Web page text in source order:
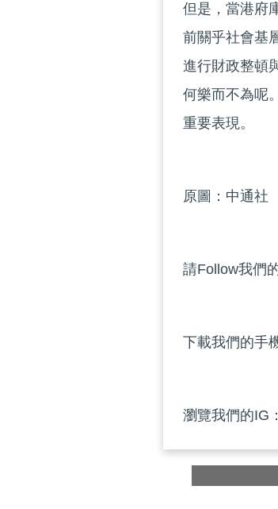
但是，當港府
前關乎社會基
進行財政整頓
何樂而不為呢
重要表現。
原圖：中通社
請Follow我們
下載我們的手
瀏覽我們的IG：